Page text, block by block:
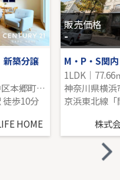
を見る
新築分譲
神奈川県横浜市中区本郷町３丁目166-2
歩10分
HOME
販売価格
-
M・P・S関内
1LDK｜77.66
株式